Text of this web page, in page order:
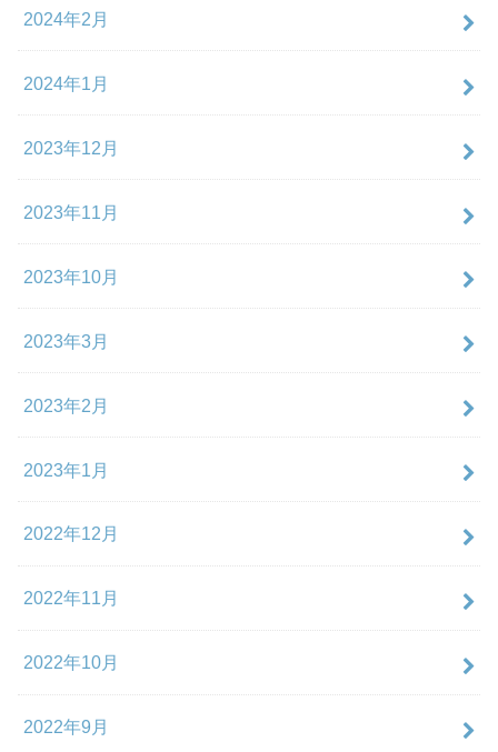
2024年2月
2024年1月
2023年12月
2023年11月
2023年10月
2023年3月
2023年2月
2023年1月
2022年12月
2022年11月
2022年10月
2022年9月